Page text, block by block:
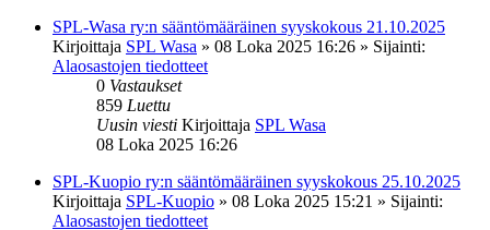
SPL-Wasa ry:n sääntömääräinen syyskokous 21.10.2025
Kirjoittaja SPL Wasa » 08 Loka 2025 16:26 » Sijainti:
Alaosastojen tiedotteet
0 Vastaukset
859 Luettu
Uusin viesti Kirjoittaja SPL Wasa
08 Loka 2025 16:26
SPL-Kuopio ry:n sääntömääräinen syyskokous 25.10.2025
Kirjoittaja SPL-Kuopio » 08 Loka 2025 15:21 » Sijainti:
Alaosastojen tiedotteet